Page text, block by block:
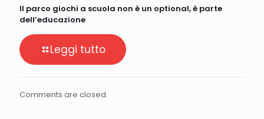
Il parco giochi a scuola non è un optional, è parte
dell’educazione
Leggi tutto
Comments are closed.